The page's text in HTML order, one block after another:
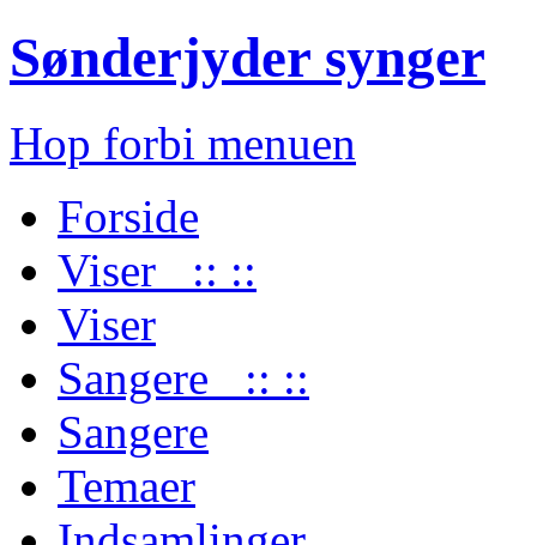
Sønderjyder synger
Hop forbi menuen
Forside
Viser :: ::
Viser
Sangere :: ::
Sangere
Temaer